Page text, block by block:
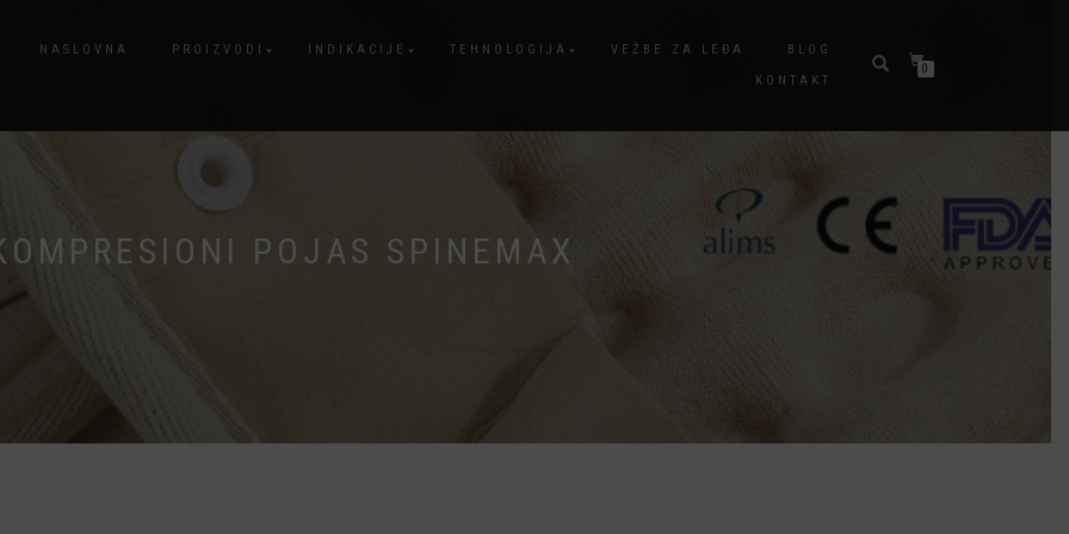
NASLOVNA PROIZVODI INDIKACIJE TEHNOLOGIJA VEŽBE ZA LEĐA
BLOG
KONTAKT
0
POJAS SPINEMAX